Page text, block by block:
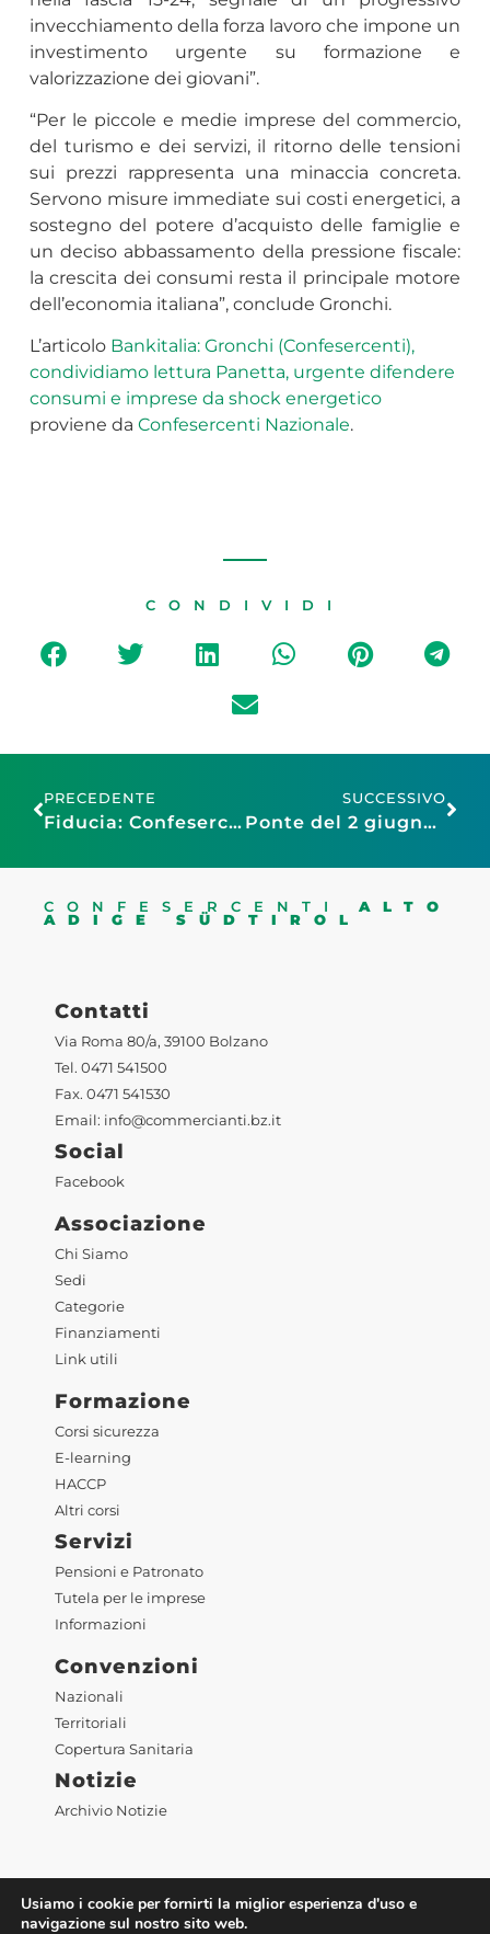
invecchiamento della forza lavoro che impone un
investimento urgente su formazione e
valorizzazione dei giovani”.
“Per le piccole e medie imprese del commercio,
del turismo e dei servizi, il ritorno delle tensioni
sui prezzi rappresenta una minaccia concreta.
Servono misure immediate sui costi energetici, a
sostegno del potere d’acquisto delle famiglie e
un deciso abbassamento della pressione fiscale:
la crescita dei consumi resta il principale motore
dell’economia italiana”, conclude Gronchi.
L’articolo Bankitalia: Gronchi (Confesercenti),
condividiamo lettura Panetta, urgente difendere
consumi e imprese da shock energetico
proviene da Confesercenti Nazionale.
CONDIVIDI
PRECEDENTE
Fiducia: Confesercenti, quadro in chiaroscuro ma migliore delle attese. Con avvio stagione turistica fondamentale proseguire contenimento del caro carburanti
SUCCESSIVO
Ponte del 2 giugno: Assoturismo Confesercenti-CST, prenotazioni in crescita per le strutture ricettive, previste 10 milioni di presenze
CONFESERCENTI ALTO
ADIGE SÜDTIROL
Contatti
Via Roma 80/a, 39100 Bolzano
Tel. 0471 541500
Fax. 0471 541530
Email: info@commercianti.bz.it
Social
Facebook
Associazione
Chi Siamo
Sedi
Categorie
Finanziamenti
Link utili
Formazione
Corsi sicurezza
E-learning
HACCP
Altri corsi
Servizi
Pensioni e Patronato
Tutela per le imprese
Informazioni
Convenzioni
Nazionali
Territoriali
Copertura Sanitaria
Notizie
Archivio Notizie
Usiamo i cookie per fornirti la miglior esperienza d'uso e
navigazione sul nostro sito web.